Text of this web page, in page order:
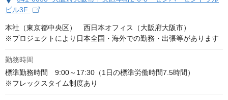
ビル3F
本社（東京都中央区）　西日本オフィス（大阪府大阪市）
※プロジェクトにより日本全国・海外での勤務・出張等があります
勤務時間
標準勤務時間　9:00～17:30（1日の標準労働時間7.5時間）
※フレックスタイム制度あり